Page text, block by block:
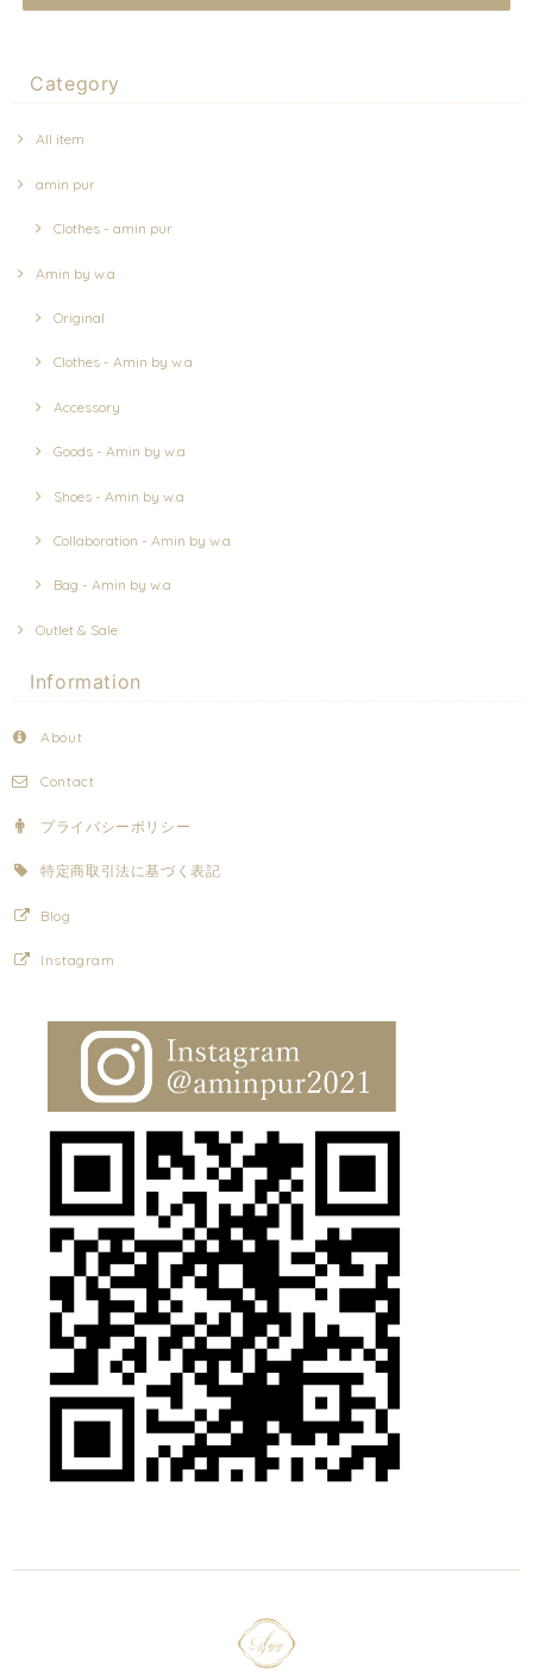
Category
All item
amin pur
Clothes - amin pur
Amin by w.a
Original
Clothes - Amin by w.a
Accessory
Goods - Amin by w.a
Shoes - Amin by w.a
Collaboration - Amin by w.a
Bag - Amin by w.a
Outlet & Sale
Information
About
Contact
プライバシーポリシー
特定商取引法に基づく表記
Blog
Instagram